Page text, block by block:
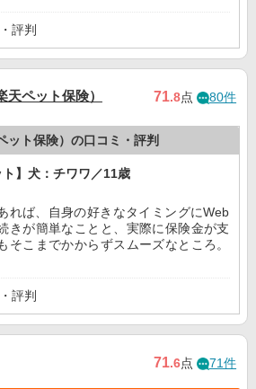
評判
ペット保険） 71.8点 80件
ット保険）の口コミ・評判
ト】犬：チワワ／11歳
れば、自身の好きなタイミングにWeb
きが簡単なことと、実際に保険金が支
そこまでかからずスムーズなところ。
評判
71.6点 71件